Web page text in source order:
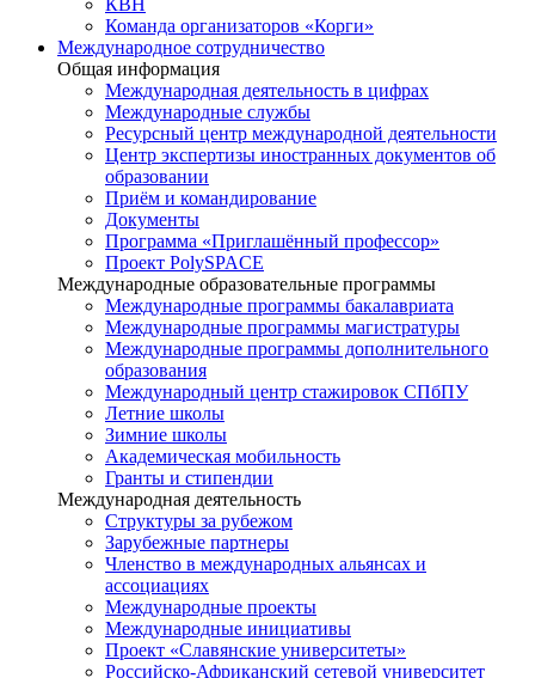
Команда организаторов «Корги»
Международное сотрудничество
Общая информация
Международная деятельность в цифрах
Международные службы
Ресурсный центр международной деятельности
Центр экспертизы иностранных документов об
образовании
Приём и командирование
Документы
Программа «Приглашённый профессор»
Проект PolySPACE
Международные образовательные программы
Международные программы бакалавриата
Международные программы магистратуры
Международные программы дополнительного
образования
Международный центр стажировок СПбПУ
Летние школы
Зимние школы
Академическая мобильность
Гранты и стипендии
Международная деятельность
Структуры за рубежом
Зарубежные партнеры
Членство в международных альянсах и
ассоциациях
Международные проекты
Международные инициативы
Проект «Славянские университеты»
Российско-Африканский сетевой университет